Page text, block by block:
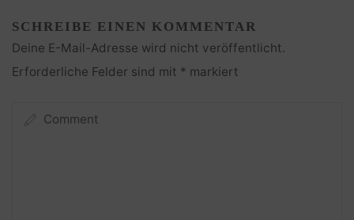
SCHREIBE EINEN KOMMENTAR
Deine E-Mail-Adresse wird nicht veröffentlicht.
Erforderliche Felder sind mit * markiert